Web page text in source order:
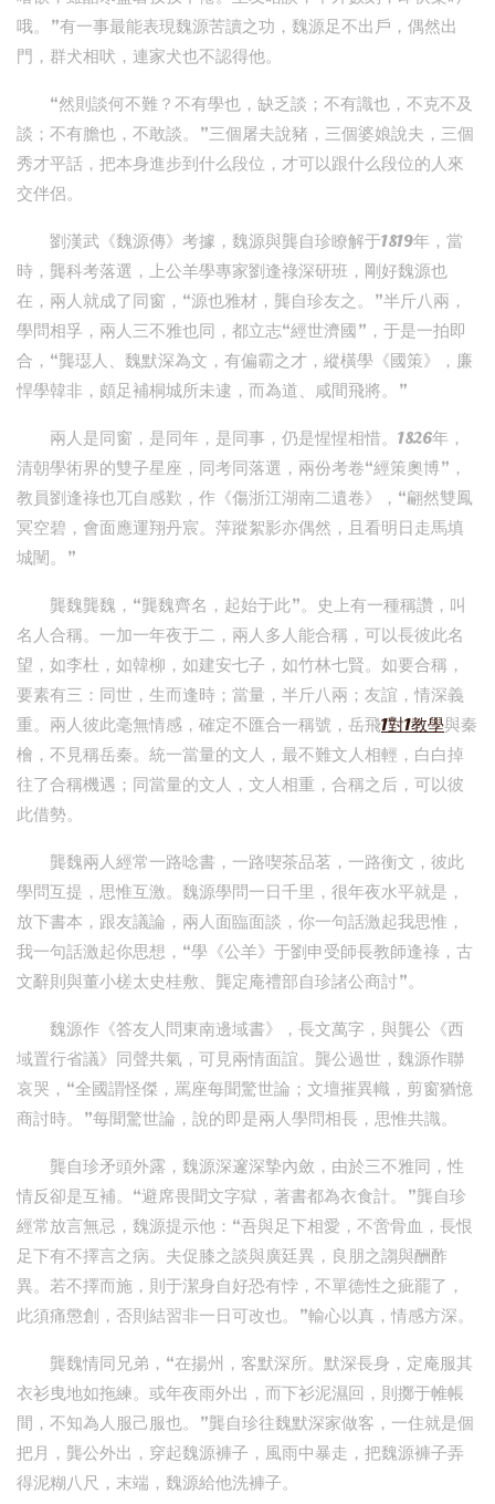
哦。”有一事最能表現魏源苦讀之功，魏源足不出戶，偶然出
門，群犬相吠，連家犬也不認得他。
“然則談何不難？不有學也，缺乏談；不有識也，不克不及
談；不有膽也，不敢談。”三個屠夫說豬，三個婆娘說夫，三個
秀才平話，把本身進步到什么段位，才可以跟什么段位的人來
交伴侶。
劉漢武《魏源傳》考據，魏源與龔自珍瞭解于1819年，當
時，龔科考落選，上公羊學專家劉逢祿深研班，剛好魏源也
在，兩人就成了同窗，“源也雅材，龔自珍友之。”半斤八兩，
學問相孚，兩人三不雅也同，都立志“經世濟國”，于是一拍即
合，“龔璱人、魏默深為文，有偏霸之才，縱橫學《國策》，廉
悍學韓非，頗足補桐城所未逮，而為道、咸間飛將。”
兩人是同窗，是同年，是同事，仍是惺惺相惜。1826年，
清朝學術界的雙子星座，同考同落選，兩份考卷“經策奧博”，
教員劉逢祿也兀自感歎，作《傷浙江湖南二遺卷》，“翩然雙鳳
冥空碧，會面應運翔丹宸。萍蹤絮影亦偶然，且看明日走馬填
城闉。”
龔魏龔魏，“龔魏齊名，起始于此”。史上有一種稱讚，叫
名人合稱。一加一年夜于二，兩人多人能合稱，可以長彼此名
望，如李杜，如韓柳，如建安七子，如竹林七賢。如要合稱，
要素有三：同世，生而逢時；當量，半斤八兩；友誼，情深義
重。兩人彼此毫無情感，確定不匯合一稱號，岳飛1對1教學與秦
檜，不見稱岳秦。統一當量的文人，最不難文人相輕，白白掉
往了合稱機遇；同當量的文人，文人相重，合稱之后，可以彼
此借勢。
龔魏兩人經常一路唸書，一路喫茶品茗，一路衡文，彼此
學問互提，思惟互激。魏源學問一日千里，很年夜水平就是，
放下書本，跟友議論，兩人面臨面談，你一句話激起我思惟，
我一句話激起你思想，“學《公羊》于劉申受師長教師逢祿，古
文辭則與董小槎太史桂敷、龔定庵禮部自珍諸公商討”。
魏源作《答友人問東南邊域書》，長文萬字，與龔公《西
域置行省議》同聲共氣，可見兩情面誼。龔公過世，魏源作聯
哀哭，“全國謂怪傑，罵座每聞驚世論；文壇摧異幟，剪窗猶憶
商討時。”每聞驚世論，說的即是兩人學問相長，思惟共識。
龔自珍矛頭外露，魏源深邃深摯內斂，由於三不雅同，性
情反卻是互補。“避席畏聞文字獄，著書都為衣食計。”龔自珍
經常放言無忌，魏源提示他：“吾與足下相愛，不啻骨血，長恨
足下有不擇言之病。夫促膝之談與廣廷異，良朋之謅與酬酢
異。若不擇而施，則于潔身自好恐有悖，不單德性之疵罷了，
此須痛懲創，否則結習非一日可改也。”輸心以真，情感方深。
龔魏情同兄弟，“在揚州，客默深所。默深長身，定庵服其
衣衫曳地如拖練。或年夜雨外出，而下衫泥濕回，則擲于帷帳
間，不知為人服己服也。”龔自珍往魏默深家做客，一住就是個
把月，龔公外出，穿起魏源褲子，風雨中暴走，把魏源褲子弄
得泥糊八尺，末端，魏源給他洗褲子。